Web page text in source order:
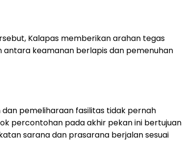
Kalapas memberikan arahan tegas
keamanan berlapis dan pemenuhan
pemeliharaan fasilitas tidak pernah
percontohan pada akhir pekan ini bertujuan
sarana dan prasarana berjalan sesuai